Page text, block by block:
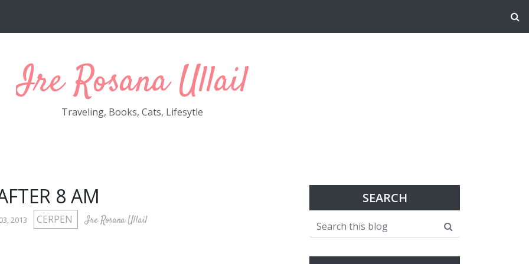
Ire Rosana Ullail
Traveling, Books, Cats, Lifesytle
8 AM
2013 CERPEN Ire Rosana Ullail
SEARCH